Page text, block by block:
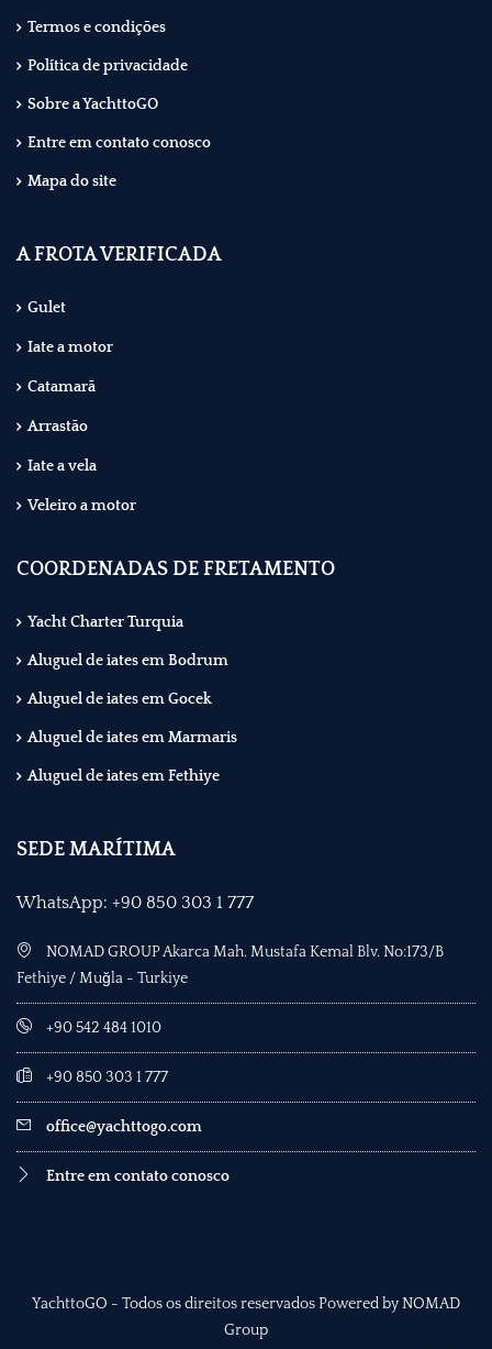
Termos e condições
Política de privacidade
Sobre a YachttoGO
Entre em contato conosco
Mapa do site
A FROTA VERIFICADA
Gulet
Iate a motor
Catamarã
Arrastão
Iate a vela
Veleiro a motor
COORDENADAS DE FRETAMENTO
Yacht Charter Turquia
Aluguel de iates em Bodrum
Aluguel de iates em Gocek
Aluguel de iates em Marmaris
Aluguel de iates em Fethiye
SEDE MARÍTIMA
WhatsApp: +90 850 303 1 777
NOMAD GROUP Akarca Mah. Mustafa Kemal Blv. No:173/B
Fethiye / Muğla - Turkiye
+90 542 484 1010
+90 850 303 1 777
office@yachttogo.com
Entre em contato conosco
YachttoGO - Todos os direitos reservados Powered by NOMAD
Group